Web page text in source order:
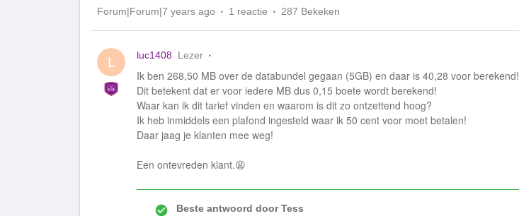
Forum|Forum|7 years ago 1 reactie 287 Bekeken
L luc1408 Lezer
Ik ben 268,50 MB over de databundel gegaan (5GB) en daar is 40,28 voor berekend!
Dit betekent dat er voor iedere MB dus 0,15 boete wordt berekend!
Waar kan ik dit tarief vinden en waarom is dit zo ontzettend hoog?
Ik heb inmiddels een plafond ingesteld waar ik 50 cent voor moet betalen!
Daar jaag je klanten mee weg!
Een ontevreden klant.😫
Beste antwoord doorTess